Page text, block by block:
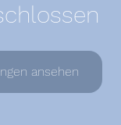
ansehen